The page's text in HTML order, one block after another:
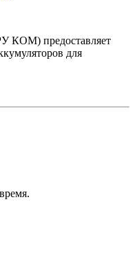
предоставляет
для